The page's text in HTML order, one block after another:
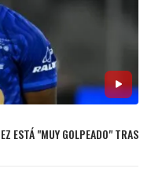
ESTÁ "MUY GOLPEADO" TRAS